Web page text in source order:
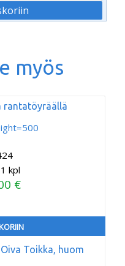
myös
rantatöyräällä
1 kpl
€
Toikka, huom